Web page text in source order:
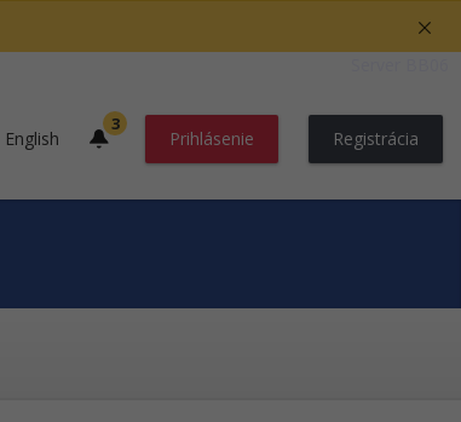
English
3
Prihlásenie Registrácia